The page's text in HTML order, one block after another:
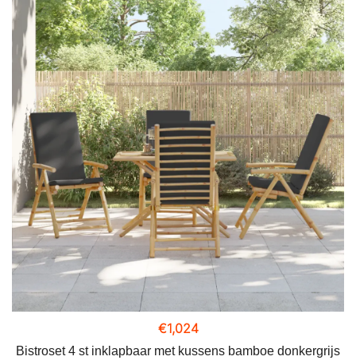
€1,024
Bistroset 4 st inklapbaar met kussens bamboe donkergrijs